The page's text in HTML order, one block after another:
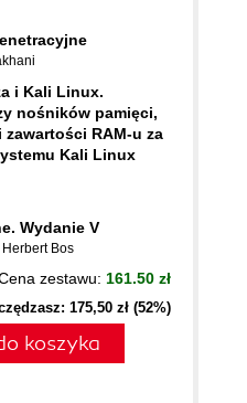
i Kali Linux.
nośników pamięci,
RAM-u za
Kali Linux
Wydanie V
Herbert Bos
zestawu: 161.50 zł
175,50 zł (52%)
koszyka